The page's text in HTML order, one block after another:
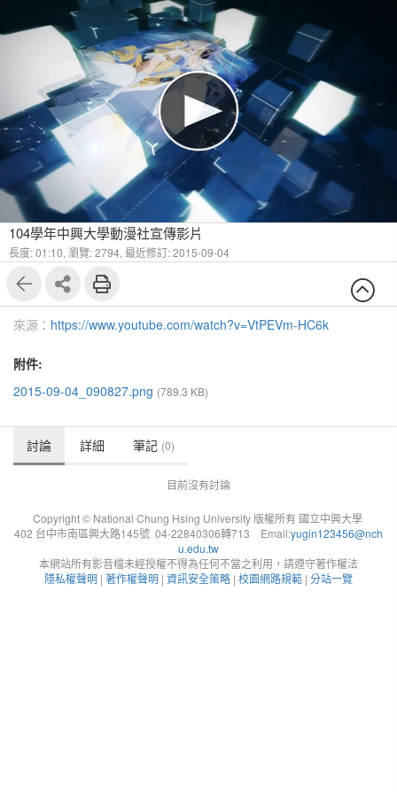
104學年中興大學動漫社宣傳影片
長度: 01:10, 瀏覽: 2794, 最近修訂: 2015-09-04
來源： https://www.youtube.com/watch?v=VtPEVm-HC6k
附件:
2015-09-04_090827.png (789.3 KB)
討論 詳細 筆記 (0)
目前沒有討論
Copyright © National Chung Hsing University 版權所有 國立中興大學
402 台中市南區興大路145號 04-22840306轉713 Email:yugin123456@nch
u.edu.tw
本網站所有影音檔未經授權不得為任何不當之利用，請遵守著作權法
隱私權聲明 | 著作權聲明 | 資訊安全策略 | 校園網路規範 | 分站一覽